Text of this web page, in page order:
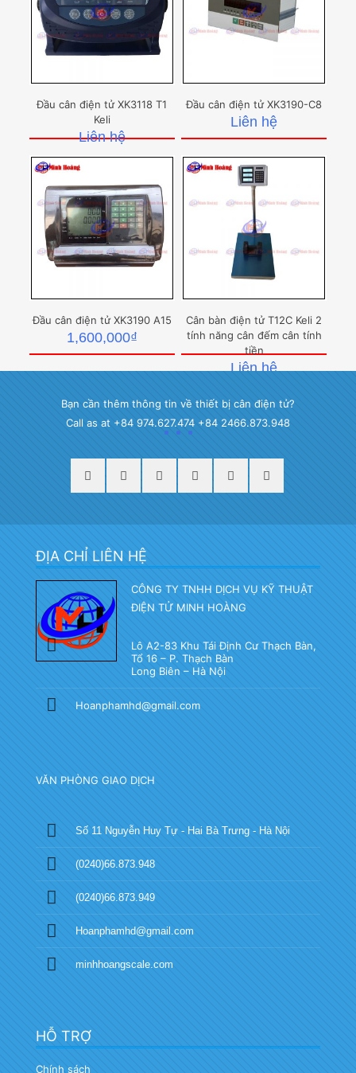
Đầu cân điện tử XK3118 T1
Keli
Liên hệ
Đầu cân điện tử XK3190-C8
Liên hệ
Đầu cân điện tử XK3190 A15
1,600,000₫
Cân bàn điện tử T12C Keli 2
tính năng cân đếm cân tính
tiền
Liên hệ
Bạn cần thêm thông tin về thiết bị cân điện tử?
Call as at +84 974.627.474 +84 2466.873.948
ĐỊA CHỈ LIÊN HỆ
CÔNG TY TNHH DỊCH VỤ KỸ THUẬT
ĐIỆN TỬ MINH HOÀNG
Lô A2-83 Khu Tái Định Cư Thạch Bàn,
Tổ 16 – P. Thạch Bàn
Long Biên – Hà Nội
Hoanphamhd@gmail.com
VĂN PHÒNG GIAO DỊCH
Số 11 Nguyễn Huy Tự - Hai Bà Trưng - Hà Nội
(0240)66.873.948
(0240)66.873.949
Hoanphamhd@gmail.com
minhhoangscale.com
HỖ TRỢ
Chính sách